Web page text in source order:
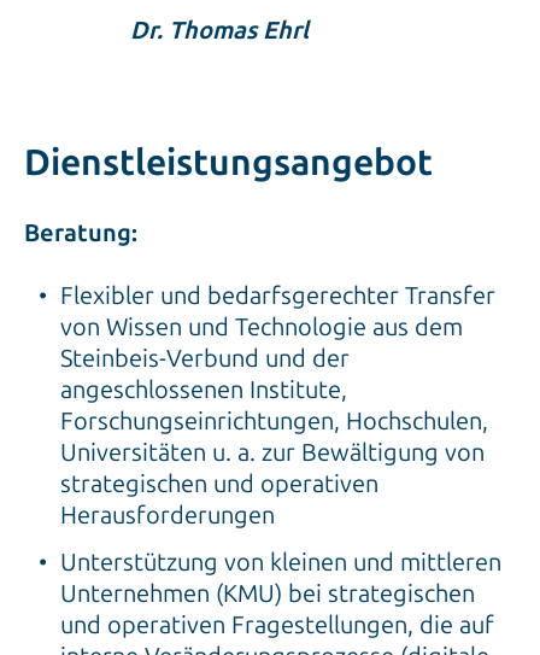
Dr. Thomas Ehrl
Dienstleistungsangebot
Beratung:
Flexibler und bedarfsgerechter Transfer
von Wissen und Technologie aus dem
Steinbeis-Verbund und der
angeschlossenen Institute,
Forschungseinrichtungen, Hochschulen,
Universitäten u. a. zur Bewältigung von
strategischen und operativen
Herausforderungen
Unterstützung von kleinen und mittleren
Unternehmen (KMU) bei strategischen
und operativen Fragestellungen, die auf